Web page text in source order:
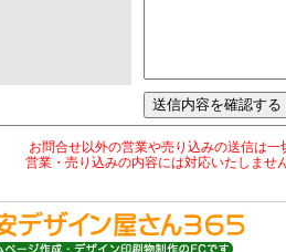
お問合せ以外の営業や売り込みの送信は
営業・売り込みの内容には対応いたしませ